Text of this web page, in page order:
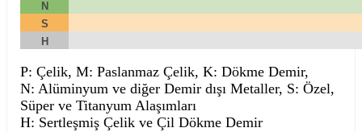
N
S
H
P: Çelik, M: Paslanmaz Çelik, K: Dökme Demir,
N: Alüminyum ve diğer Demir dışı Metaller, S: Özel,
Süper ve Titanyum Alaşımları
H: Sertleşmiş Çelik ve Çil Dökme Demir